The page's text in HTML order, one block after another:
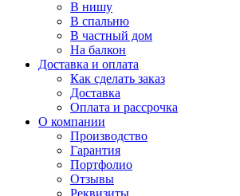
В нишу
В спальню
В частный дом
На балкон
Доставка и оплата
Как сделать заказ
Доставка
Оплата и рассрочка
О компании
Производство
Гарантия
Портфолио
Отзывы
Реквизиты